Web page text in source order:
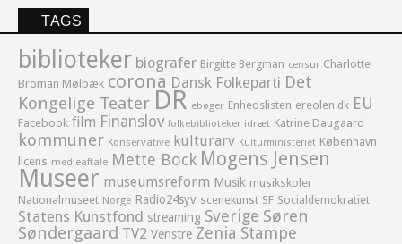
TAGS
biblioteker biografer Birgitte Bergman censur Charlotte
Broman Mølbæk corona Dansk Folkeparti Det
Kongelige Teater DR ebøger Enhedslisten ereolen.dk EU
Facebook film Finanslov folkebiblioteker idræt Katrine Daugaard
kommuner Konservative kulturarv Kulturministeriet København
licens medieaftale Mette Bock Mogens Jensen
Museer museumsreform Musik musikskoler
Nationalmuseet Norge Radio24syv scenekunst SF Socialdemokratiet
Statens Kunstfond streaming Sverige Søren
Søndergaard TV2 Venstre Zenia Stampe